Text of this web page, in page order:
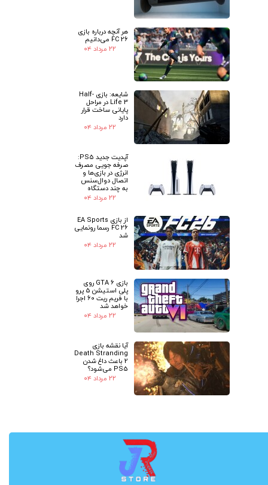
هر آنچه درباره بازی
FC 26 می‌دانیم
۲۲ مرداد ۰۴
شایعه: بازی Half-
Life 3 در مراحل
پایانی ساخت قرار
دارد
۲۲ مرداد ۰۴
آپدیت جدید PS5:
صرفه جویی مصرف
انرژی در بازی‌ها و
اتصال دوال‌سنس
به چند دستگاه
۲۲ مرداد ۰۴
از بازی EA Sports
FC 26 رسما رونمایی
شد
۲۲ مرداد ۰۴
بازی GTA 6 روی
پلی استیشن 5 پرو
با فریم ریت 60 اجرا
خواهد شد
۲۲ مرداد ۰۴
آیا نقشه بازی
Death Stranding
2 باعث داغ شدن
PS5 می‌شود؟
۲۲ مرداد ۰۴